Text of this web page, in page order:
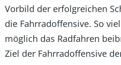
Vorbild der erfolgreichen
die Fahrradoffensive. So
möglich das Radfahren
Ziel der Fahrradoffensive